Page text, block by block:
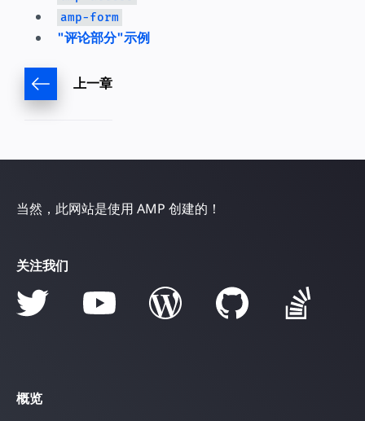
amp-form
"评论部分"示例
上一章
当然，此网站是使用 AMP 创建的！
关注我们
概览